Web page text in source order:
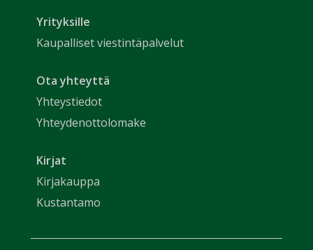
Yrityksille
Kaupalliset viestintäpalvelut
Ota yhteyttä
Yhteystiedot
Yhteydenottolomake
Kirjat
Kirjakauppa
Kustantamo